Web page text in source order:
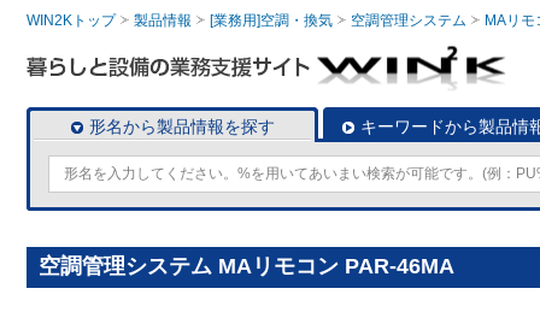
WIN2Kトップ 製品情報 [業務用]空調・換気 空調管理システム MAリモ
形名から製品情報を探す キーワードから製品情
空調管理システム MAリモコン PAR-46MA